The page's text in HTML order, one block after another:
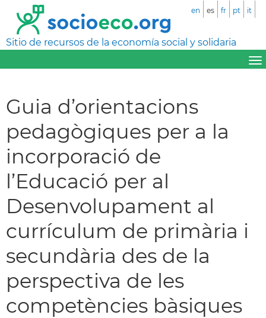
Sitio de recursos de la economía social y solidaria
en es fr pt it
Guia d’orientacions
pedagògiques per a la
incorporació de
l’Educació per al
Desenvolupament al
currículum de primària i
secundària des de la
perspectiva de les
competències bàsiques